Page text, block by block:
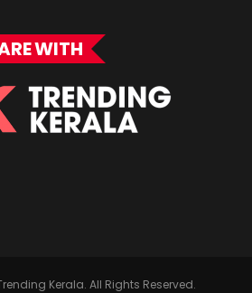
WITH
Kerala. All Rights Reserved.